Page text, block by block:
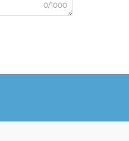
0/1000